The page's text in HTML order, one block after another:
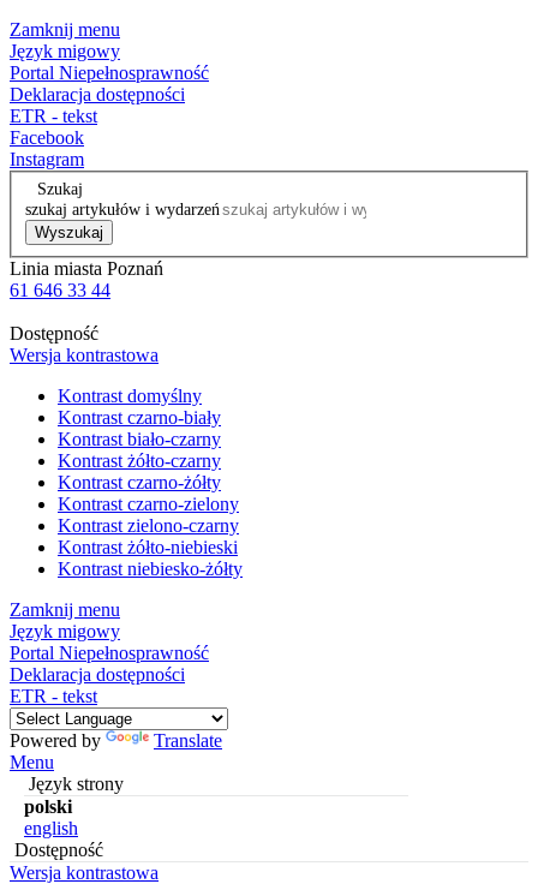
Zamknij menu
Język migowy
Portal Niepełnosprawność
Deklaracja dostępności
ETR - tekst
Facebook
Instagram
Szukaj
szukaj artykułów i wydarzeń
Wyszukaj
Linia miasta Poznań
61 646 33 44
Dostępność
Wersja kontrastowa
Kontrast domyślny
Kontrast czarno-biały
Kontrast biało-czarny
Kontrast żółto-czarny
Kontrast czarno-żółty
Kontrast czarno-zielony
Kontrast zielono-czarny
Kontrast żółto-niebieski
Kontrast niebiesko-żółty
Zamknij menu
Język migowy
Portal Niepełnosprawność
Deklaracja dostępności
ETR - tekst
Powered by
Translate
Menu
Język strony
polski
english
Dostępność
Wersja kontrastowa